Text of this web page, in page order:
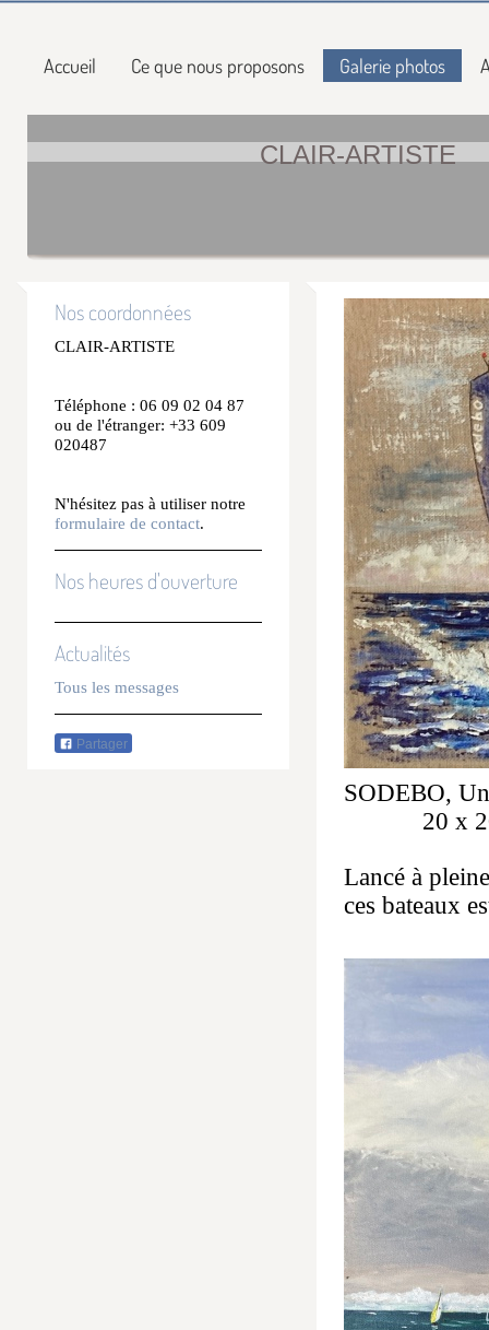
Accueil Ce que nous proposons Galerie photos
CLAIR-ARTISTE
Nos coordonnées
CLAIR-ARTISTE
Téléphone : 06 09 02 04 87
ou de l'étranger: +33 609
020487
N'hésitez pas à utiliser notre
formulaire de contact.
Nos heures d'ouverture
Actualités
Tous les messages
Partager
SODEBO,
20 x 20
Lancé à
ces bateaux